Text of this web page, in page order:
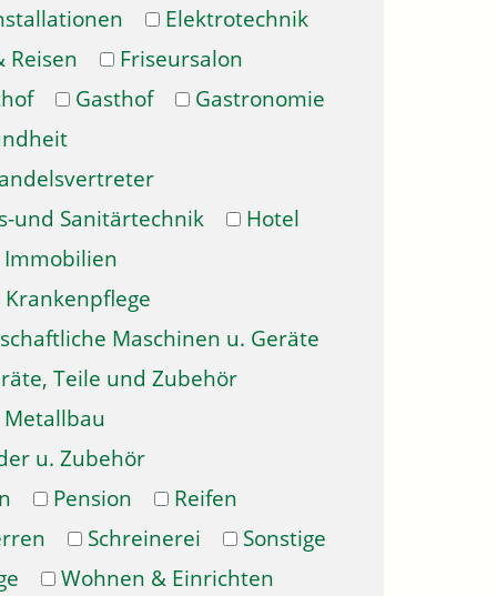
Elektrotechnik
Reisen
Friseursalon
Gasthof
Gastronomie
und Sanitärtechnik
Hotel
Immobilien
Krankenpflege
Maschinen u. Geräte
Teile und Zubehör
Metallbau
u. Zubehör
Pension
Reifen
Schreinerei
Sonstige
Wohnen & Einrichten